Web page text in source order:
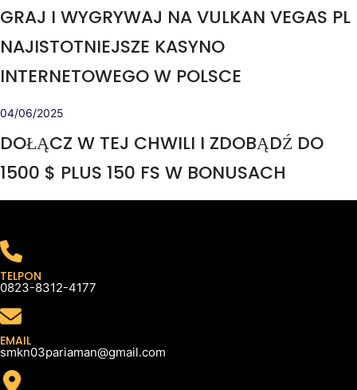
GRAJ I WYGRYWAJ NA VULKAN VEGAS PL
NAJISTOTNIEJSZE KASYNO
INTERNETOWEGO W POLSCE
04/06/2025
DOŁĄCZ W TEJ CHWILI I ZDOBĄDŹ DO
1500 $ PLUS 150 FS W BONUSACH
TELPON
0823-8312-4177
EMAIL
smkn03pariaman@gmail.com